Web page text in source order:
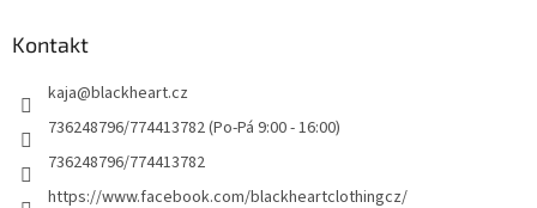
Kontakt
kaja@blackheart.cz
736248796/774413782 (Po-Pá 9:00 - 16:00)
736248796/774413782
https://www.facebook.com/blackheartclothingcz/